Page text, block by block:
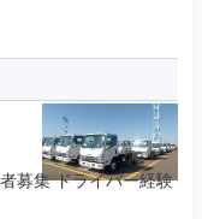
募集 ドライバー経験